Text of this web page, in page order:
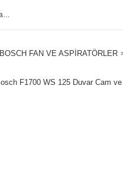
BOSCH FAN VE ASPİRATÖRLER